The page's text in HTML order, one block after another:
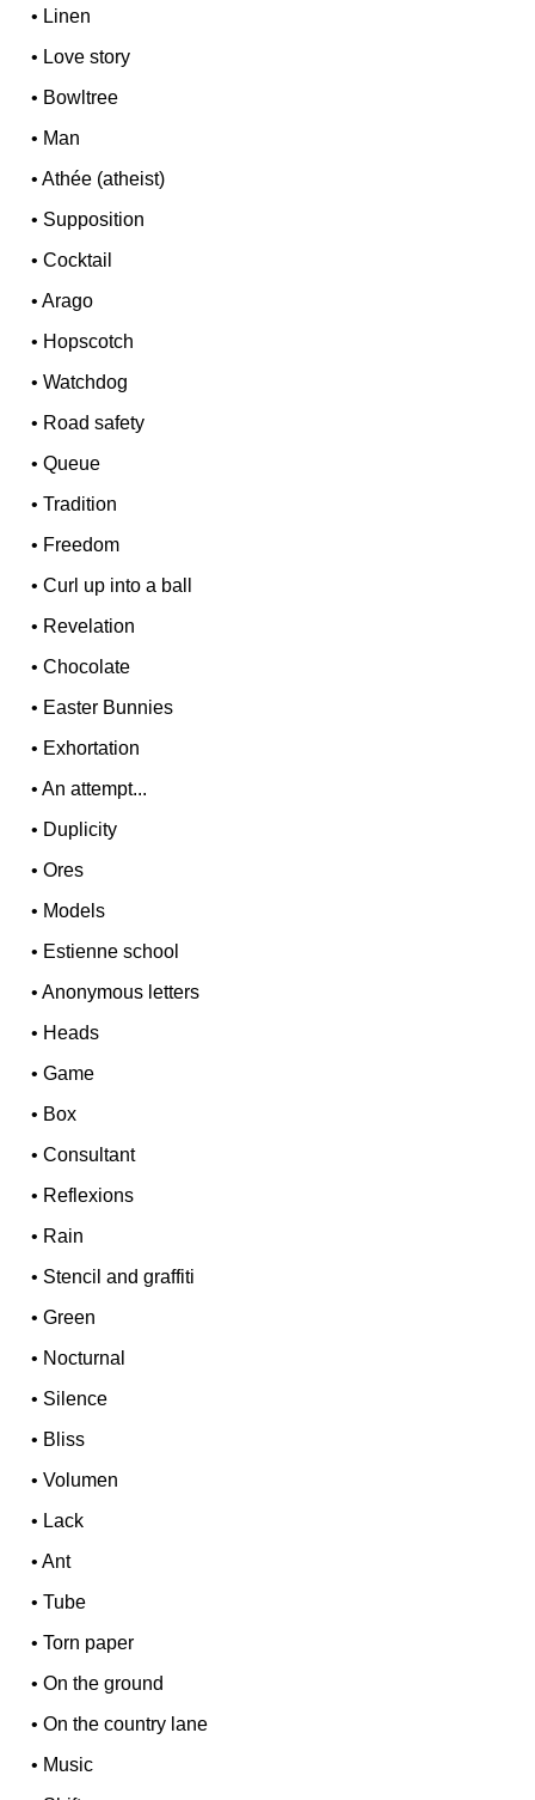
• Linen
• Love story
• Bowltree
• Man
•Athée (atheist)
• Supposition
•Cocktail
•Arago
• Hopscotch
•Watchdog
• Road safety
•Queue
•Tradition
• Freedom
•Curl up into a ball
• Revelation
•Chocolate
• Easter Bunnies
• Exhortation
•An attempt...
• Duplicity
•Ores
• Models
• Estienne school
•Anonymous letters
• Heads
•Game
• Box
•Consultant
• Reflexions
• Rain
• Stencil and graffiti
•Green
• Nocturnal
• Silence
• Bliss
•Volumen
• Lack
•Ant
•Tube
•Torn paper
•On the ground
•On the country lane
• Music